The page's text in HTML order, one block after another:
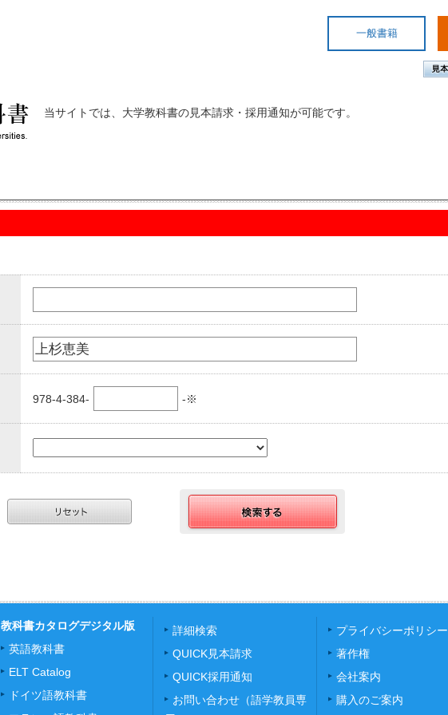
一般書籍
当サイトでは、大学教科書の見本請求・採用通知が可能です。
978-4-384- -※
教科書カタログデジタル版
英語教科書
ELT Catalog
ドイツ語教科書
詳細検索
QUICK見本請求
QUICK採用通知
お問い合わせ（語学教員専
プライバシーポリシー
著作権
会社案内
購入のご案内